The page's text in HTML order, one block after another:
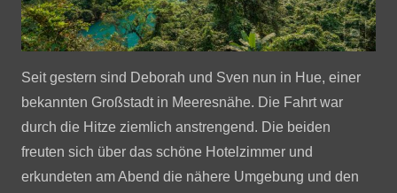
Seit gestern sind Deborah und Sven nun in Hue, einer
bekannten Großstadt in Meeresnähe. Die Fahrt war
durch die Hitze ziemlich anstrengend. Die beiden
freuten sich über das schöne Hotelzimmer und
erkundeten am Abend die nähere Umgebung und den